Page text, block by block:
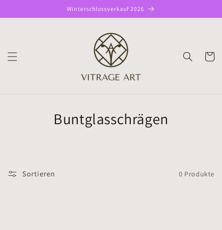
Inhalt
Winterschlussverkauf 2026
Buntglasschrägen
Sortieren 0 Produkte